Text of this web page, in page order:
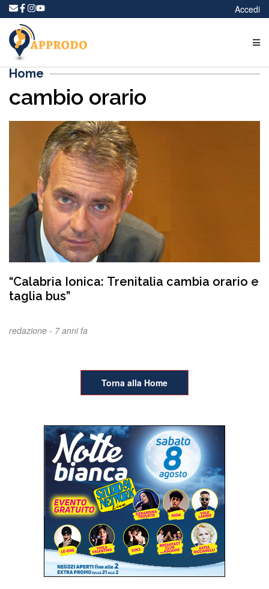
Accedi
Home
cambio orario
“Calabria Ionica: Trenitalia cambia orario e
taglia bus”
redazione - 7 anni fa
Torna alla Home